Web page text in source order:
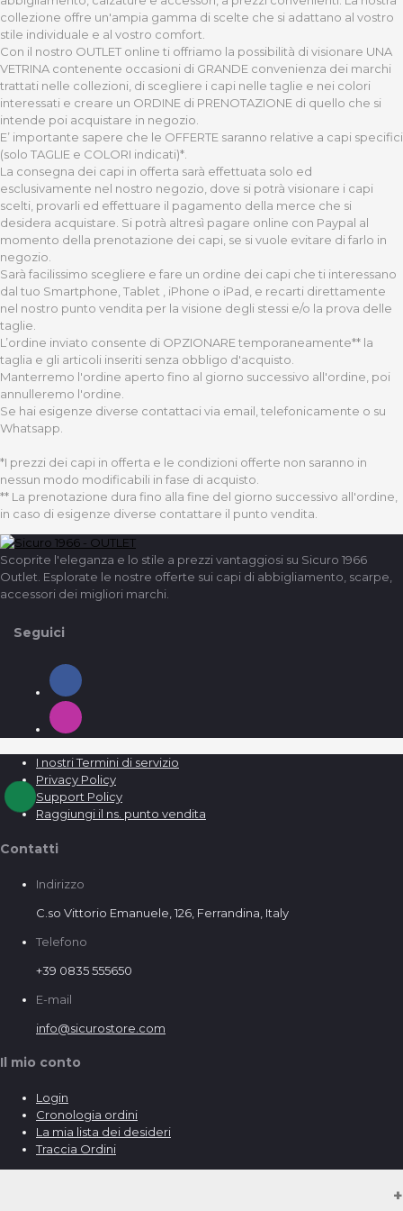
collezione offre un'ampia gamma di scelte che si adattano al vostro
stile individuale e al vostro comfort.
Con il nostro OUTLET online ti offriamo la possibilità di visionare UNA
VETRINA contenente occasioni di GRANDE convenienza dei marchi
trattati nelle collezioni, di scegliere i capi nelle taglie e nei colori
interessati e creare un ORDINE di PRENOTAZIONE di quello che si
intende poi acquistare in negozio.
E’ importante sapere che le OFFERTE saranno relative a capi specifici
(solo TAGLIE e COLORI indicati)*.
La consegna dei capi in offerta sarà effettuata solo ed
esclusivamente nel nostro negozio, dove si potrà visionare i capi
scelti, provarli ed effettuare il pagamento della merce che si
desidera acquistare. Si potrà altresì pagare online con Paypal al
momento della prenotazione dei capi, se si vuole evitare di farlo in
negozio.
Sarà facilissimo scegliere e fare un ordine dei capi che ti interessano
dal tuo Smartphone, Tablet , iPhone o iPad, e recarti direttamente
nel nostro punto vendita per la visione degli stessi e/o la prova delle
taglie.
L’ordine inviato consente di OPZIONARE temporaneamente** la
taglia e gli articoli inseriti senza obbligo d'acquisto.
Manterremo l'ordine aperto fino al giorno successivo all'ordine, poi
annulleremo l'ordine.
Se hai esigenze diverse contattaci via email, telefonicamente o su
Whatsapp.
*I prezzi dei capi in offerta e le condizioni offerte non saranno in
nessun modo modificabili in fase di acquisto.
** La prenotazione dura fino alla fine del giorno successivo all'ordine,
in caso di esigenze diverse contattare il punto vendita.
Scoprite l'eleganza e lo stile a prezzi vantaggiosi su Sicuro 1966
Outlet. Esplorate le nostre offerte sui capi di abbigliamento, scarpe,
accessori dei migliori marchi.
Seguici
I nostri Termini di servizio
Privacy Policy
Support Policy
Raggiungi il ns. punto vendita
Contatti
Indirizzo
C.so Vittorio Emanuele, 126, Ferrandina, Italy
Telefono
+39 0835 555650
E-mail
info@sicurostore.com
Il mio conto
Login
Cronologia ordini
La mia lista dei desideri
Traccia Ordini